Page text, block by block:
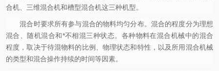
合机、三维混合机和槽型混合机这三种机型。
混合时要求所有参与混合的物料均匀分布。混合的程度分为理想
混合、随机混合和*不相混三种状态。各种物料在混合机械中的混合
程度，取决于待混物料的比例、物理状态和特性，以及所用混合机械
的类型和混合操作持续的时间等因素。